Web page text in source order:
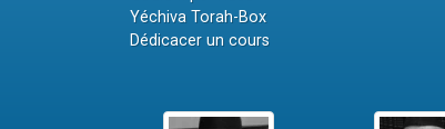
Yéchiva Torah-Box
Dédicacer un cours